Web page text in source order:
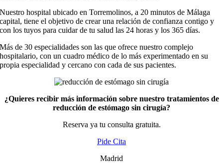
Nuestro hospital ubicado en Torremolinos, a 20 minutos de Málaga
capital, tiene el objetivo de crear una relación de confianza contigo y
con los tuyos para cuidar de tu salud las 24 horas y los 365 días.
Más de 30 especialidades son las que ofrece nuestro complejo
hospitalario, con un cuadro médico de lo más experimentado en su
propia especialidad y cercano con cada de sus pacientes.
¿Quieres recibir más información sobre nuestro tratamientos de
reducción de estómago sin cirugía?
Reserva ya tu consulta gratuita.
Pide Cita
Madrid